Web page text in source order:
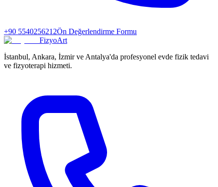
+90 5540256212Ön Değerlendirme Formu
FizyoArt
İstanbul, Ankara, İzmir ve Antalya'da profesyonel evde fizik tedavi
ve fizyoterapi hizmeti.